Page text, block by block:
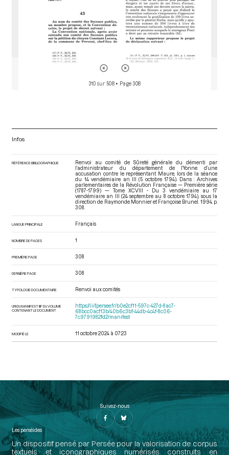
310 sur 508 • Page 308
Infos
RÉFÉRENCE BIBLIOGRAPHIQUE
Renvoi au comité de Sûreté générale du démenti par
l’administrateur du département de l’Yonne d’une
accusation contre le représentant Maure, lors de la séance
du 14 vendémiaire an III (5 octobre 1794). Dans : Archives
parlementaires de la Révolution Française — Première série
(1787-1799) — Tome XCVIII - Du 3 vendémiaire au 17
vendémiaire an III (24 septembre au 8 octobre 1794) , sous la
direction de Raymonde Monnier et Françoise Brunel. 1994. p.
308.
LANGUE PRINCIPALE Français
NOMBRE DE PAGES 1
PREMIÈRE PAGE 308
DERNIÈRE PAGE 308
TYPOLOGIE DOCUMENTAIRE Renvoi aux comités
URI DU MANIFEST IIIF DU VOLUME
CONTENANT LE DOCUMENT
https://iiif.persee.fr/b0e2cf11-597c-427d-8ac7-
68bcc0acf13b/40b6c3bf-44db-4c4f-8c06-
7c9791982fd2/manifest
MODIFIÉ LE 11 octobre 2024 à 07:23
Suivez-nous
Les perséides
Un dispositif pensé par Persée pour la valorisation de corpus
textuels et iconographiques numérisés construits en